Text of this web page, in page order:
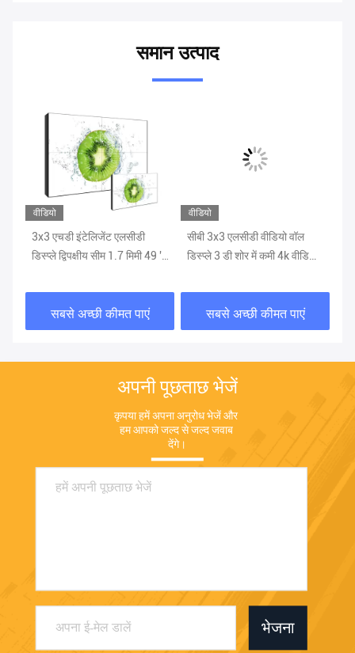
समान उत्पाद
वीडियो
3x3 एचडी इंटेलिजेंट एलसीडी
डिस्प्ले द्विपक्षीय सीम 1.7 मिमी 49 ''
सबसे अच्छी कीमत पाएं
वीडियो
सीबी 3x3 एलसीडी वीडियो वॉल
डिस्प्ले 3 डी शोर में कमी 4k वीडियो
सबसे अच्छी कीमत पाएं
अपनी पूछताछ भेजें
कृपया हमें अपना अनुरोध भेजें और
हम आपको जल्द से जल्द जवाब
देंगे।
भेजना